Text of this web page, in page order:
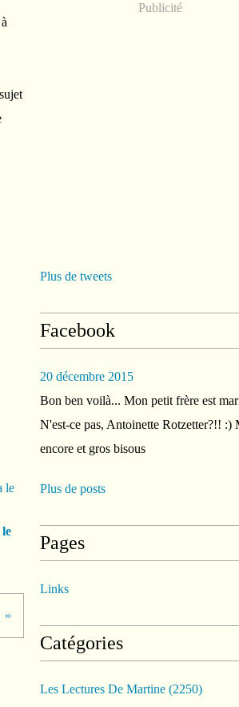
Publicité
Plus de tweets
Facebook
20 décembre 2015
Bon ben voilà... Mon petit frère est
N'est-ce pas, Antoinette Rotzetter?!! :)
encore et gros bisous
Plus de posts
Pages
Links
Catégories
Les Lectures De Martine (2250)